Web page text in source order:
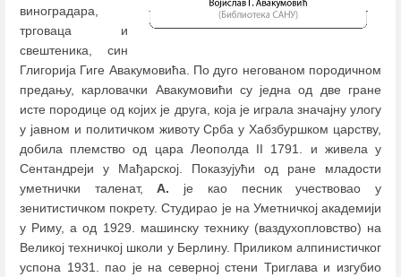
виноградара,
трговаца и
свештеника, син
Глигорија Гиге Авакумовића. По дуго негованом породичном
предању, карловачки Авакумовићи су једна од две гране
исте породице од којих је друга, која је играла значајну улогу
у јавном и политичком животу Срба у Хабзбуршком царству,
добила племство од цара Леополда II 1791. и живела у
Сентандреји у Мађарској. Показујући од ране младости
уметнички таленат,А. је као песник учествовао у
зенитистичком покрету. Студирао је на Уметничкој академији
у Риму, а од 1929. машинску технику (ваздухопловство) на
Великој техничкој школи у Берлину. Приликом алпинистичког
успона 1931. пао је на северној стени Триглава и изгубио